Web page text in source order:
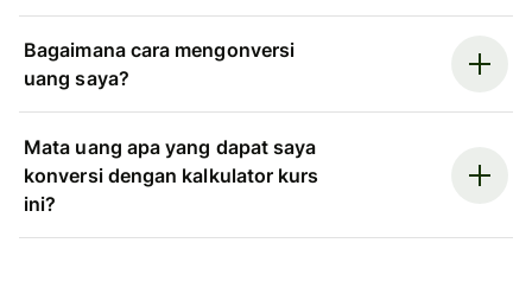
Bagaimana cara mengonversi
uang saya?
Mata uang apa yang dapat saya
konversi dengan kalkulator kurs
ini?